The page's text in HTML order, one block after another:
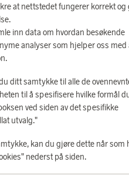
at nettstedet fungerer korrekt og
inn data om hvordan besøkende
analyser som hjelper oss med
ditt samtykke til alle de
til å spesifisere hvilke formål
ved siden av det spesifikke
utvalg."
kan du gjøre dette når som
nederst på siden.
Administrer
cookies
Denmark-Norway-Sweden, org.nr
87 Stockholm